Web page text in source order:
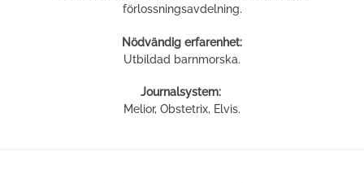
förlossningsavdelning.
Nödvändig erfarenhet:
Utbildad barnmorska.
Journalsystem:
Melior, Obstetrix, Elvis.